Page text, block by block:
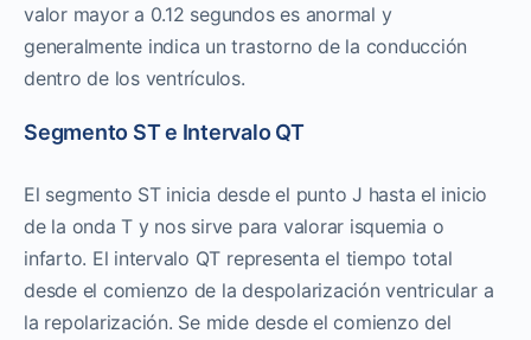
valor mayor a 0.12 segundos es anormal y
generalmente indica un trastorno de la conducción
dentro de los ventrículos.
Segmento ST e Intervalo QT
El segmento ST inicia desde el punto J hasta el inicio
de la onda T y nos sirve para valorar isquemia o
infarto. El intervalo QT representa el tiempo total
desde el comienzo de la despolarización ventricular a
la repolarización. Se mide desde el comienzo del